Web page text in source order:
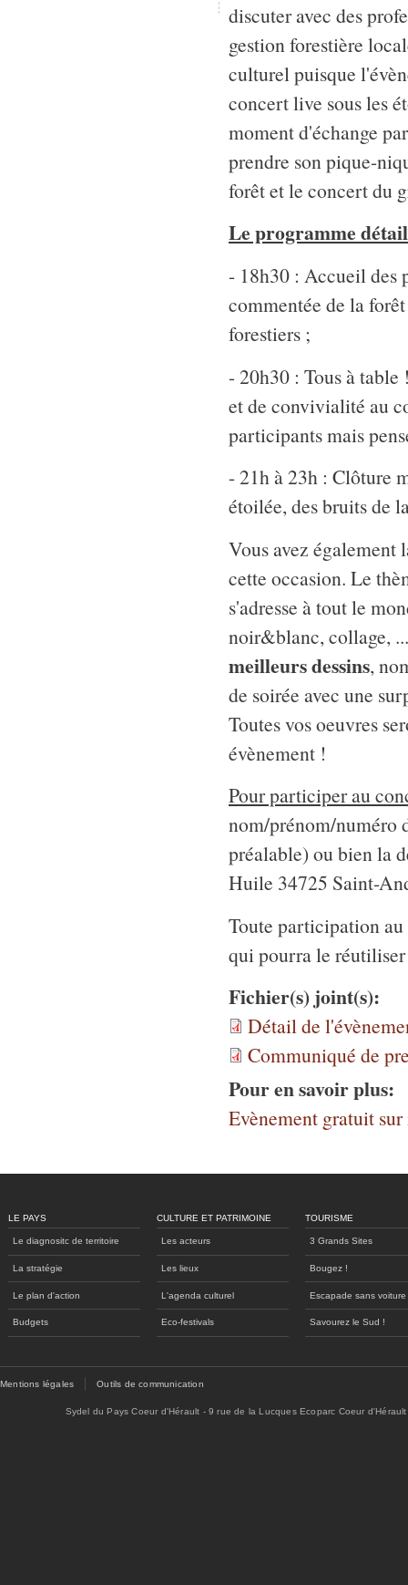
discuter avec des
gestion forestière
culturel puisque
concert live sous les
moment d'échange
prendre son pique-
forêt et le concert du
Le programme
- 18h30 : Accueil des
commentée de la
forestiers ;
- 20h30 : Tous à
et de convivialité au
participants mais
- 21h à 23h : Clôture
étoilée, des bruits de
Vous avez
cette occasion. Le
s'adresse à tout le
noir&blanc, collage,
meilleurs dessins,
de soirée avec une
Toutes vos oeuvres
évènement !
Pour participer au
nom/prénom/numéro
préalable) ou bien la
Huile 34725 Saint-
Toute participation
qui pourra le
Fichier(s) joint(s):
Détail de
Communiqué de
Pour en savoir plus:
Evènement gratuit
LE PAYS
Le diagnositc de territoire
La stratégie
Le plan d'action
Budgets
CULTURE ET PATRIMOINE
Les acteurs
Les lieux
L'agenda culturel
Eco-festivals
TOURISME
3 Grands Sites
Bougez !
Escapade sans voiture
Savourez le Sud !
Mentions légales Outils de communication
Sydel du Pays Coeur d'Hérault - 9 rue de la Lucques Ecoparc Coeur